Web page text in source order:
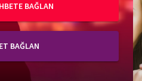
BAĞLAN
BAĞLAN